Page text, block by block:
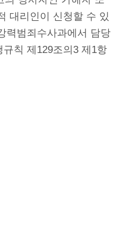
대리인이 신청할 수 있
력범죄수사과에서 담당
칙 제129조의3 제1항